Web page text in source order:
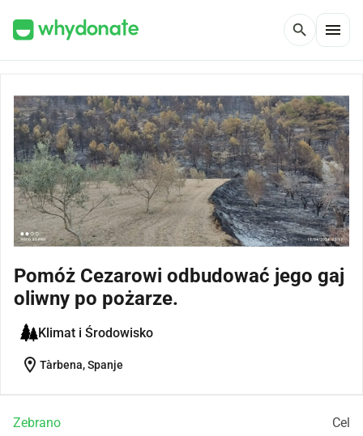
search menu
Pomóż Cezarowi odbudować jego gaj
oliwny po pożarze.
Klimat i Środowisko
location_on Tàrbena, Spanje
Zebrano Cel